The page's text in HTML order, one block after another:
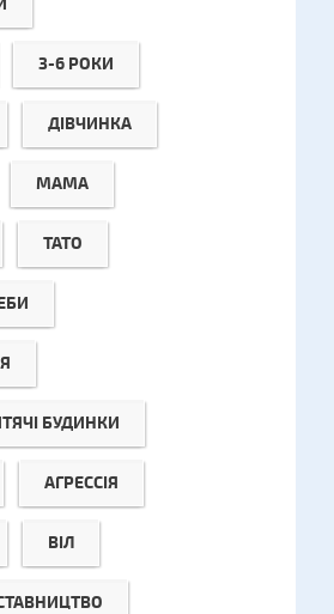
3-6 РОКИ
ДІВЧИНКА
МАМА
ТАТО
БУДИНКИ
АГРЕССІЯ
ВІЛ